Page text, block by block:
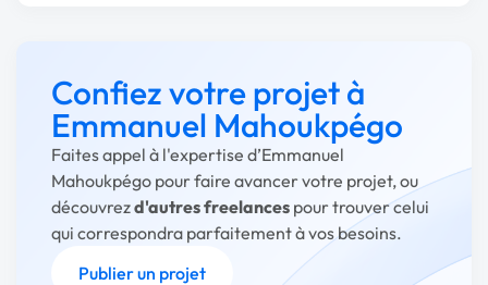
Confiez votre projet à
Emmanuel Mahoukpégo
Faites appel à l'expertise d’Emmanuel
Mahoukpégo pour faire avancer votre projet, ou
découvrezd'autres freelances pour trouver celui
qui correspondra parfaitement à vos besoins.
Publier un projet